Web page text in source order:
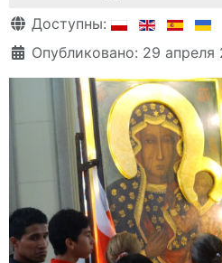
Информация о материале
Доступны:
Опубликовано: 29 апреля